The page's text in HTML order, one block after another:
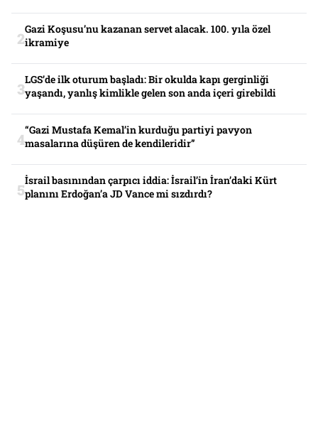
Gazi Koşusu’nu kazanan servet alacak. 100. yıla özel
ikramiye
LGS’de ilk oturum başladı: Bir okulda kapı gerginliği
yaşandı, yanlış kimlikle gelen son anda içeri girebildi
“Gazi Mustafa Kemal’in kurduğu partiyi pavyon
masalarına düşüren de kendileridir”
İsrail basınından çarpıcı iddia: İsrail’in İran’daki Kürt
planını Erdoğan’a JD Vance mi sızdırdı?